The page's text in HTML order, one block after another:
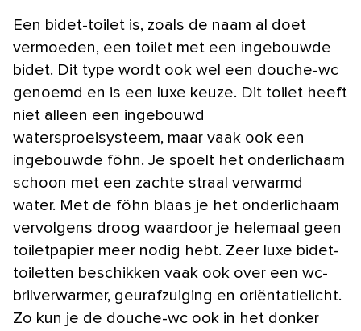
Een bidet-toilet is, zoals de naam al doet
vermoeden, een toilet met een ingebouwde
bidet. Dit type wordt ook wel een douche-wc
genoemd en is een luxe keuze. Dit toilet heeft
niet alleen een ingebouwd
watersproeisysteem, maar vaak ook een
ingebouwde föhn. Je spoelt het onderlichaam
schoon met een zachte straal verwarmd
water. Met de föhn blaas je het onderlichaam
vervolgens droog waardoor je helemaal geen
toiletpapier meer nodig hebt. Zeer luxe bidet-
toiletten beschikken vaak ook over een wc-
brilverwarmer, geurafzuiging en oriëntatielicht.
Zo kun je de douche-wc ook in het donker